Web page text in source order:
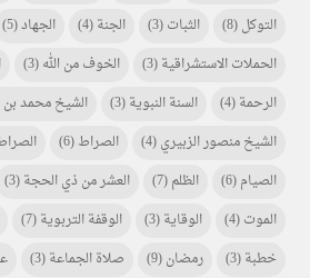
التوكل(8) الثبات(3) الجنة(4) الجهاد(5)
الحملات الاستشراقية(3) الخوف من الله(3)
الرحمة(4) السنة النبوية(3) الشيخ محمد
الشيخ منصور الزبيري(4) الصراط(6)
الصيام(6) الظلم(7) العشر من ذي الحجة(3)
الموت(4) الوقاية(3) الوقفة التربوية(7)
خطبة(3) رمضان(9) صلاة الجماعة(3)